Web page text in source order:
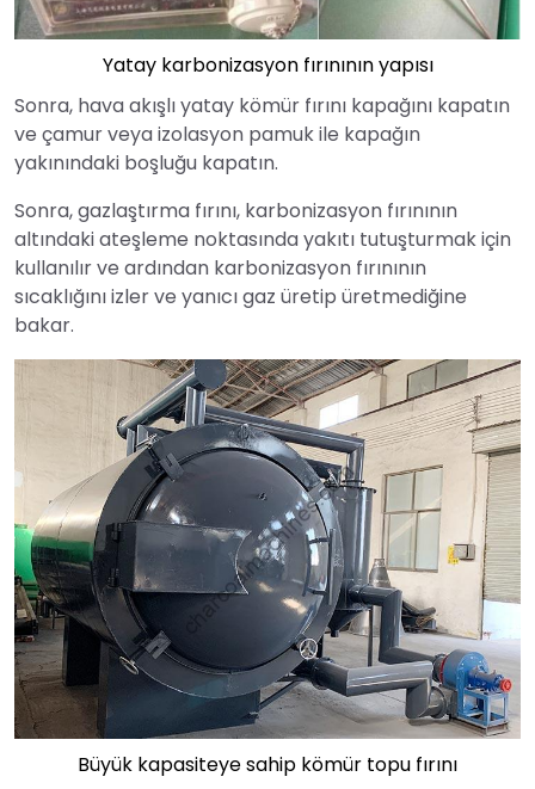
Yatay karbonizasyon fırınının yapısı
Sonra, hava akışlı yatay kömür fırını kapağını kapatın
ve çamur veya izolasyon pamuk ile kapağın
yakınındaki boşluğu kapatın.
Sonra, gazlaştırma fırını, karbonizasyon fırınının
altındaki ateşleme noktasında yakıtı tutuşturmak için
kullanılır ve ardından karbonizasyon fırınının
sıcaklığını izler ve yanıcı gaz üretip üretmediğine
bakar.
Büyük kapasiteye sahip kömür topu fırını